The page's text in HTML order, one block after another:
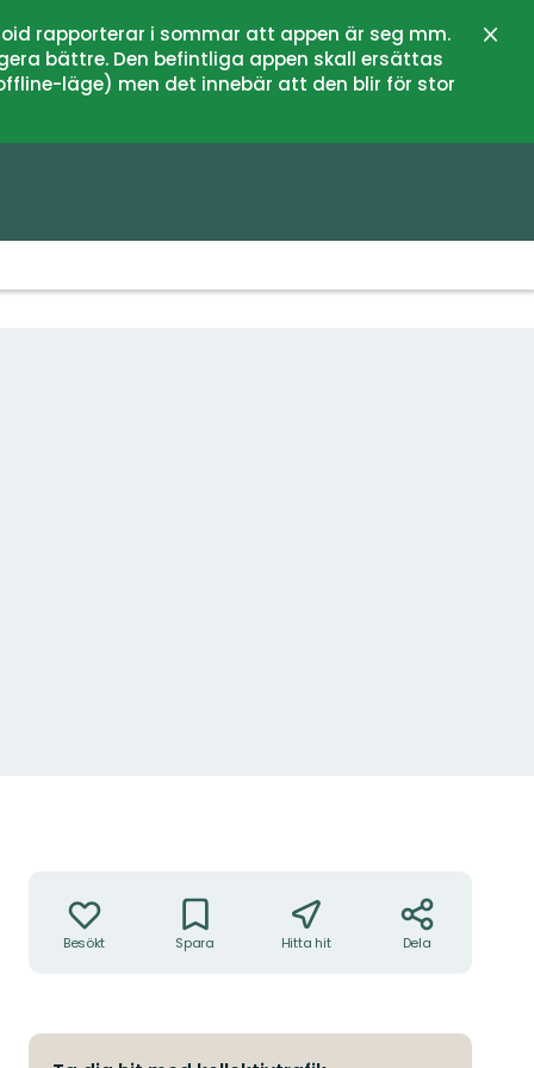
rapporterar i sommar att appen är seg mm.
bättre. Den befintliga appen skall ersättas
läge) men det innebär att den blir för stor
Besökt Spara Hitta hit Dela